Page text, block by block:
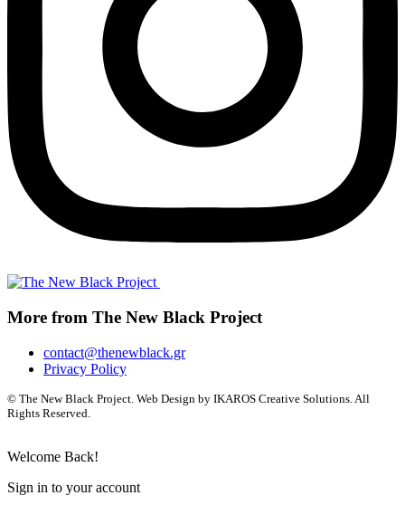
More from The New Black Project
contact@thenewblack.gr
Privacy Policy
© The New Black Project. Web Design by IKAROS Creative Solutions. All
Rights Reserved.
Welcome Back!
Sign in to your account